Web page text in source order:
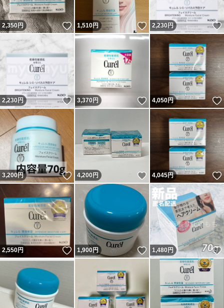
2,350円 いいね！
1,510円 いいね！
2,230円
2,230円 いいね！
3,370円 いいね！
4,050円
3,200円 いいね！
4,200円 いいね！
4,045円
2,550円 いいね！
1,900円 いいね！
1,480円